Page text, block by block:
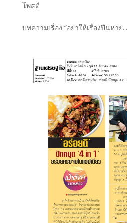
โพสต์
บทความเรื่อง “อย่าให้เรื่องปืนหาย...